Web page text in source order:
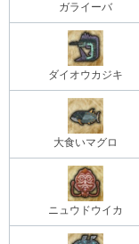
ガライーバ
ダイオウカジキ
大食いマグロ
ニュウドウイカ